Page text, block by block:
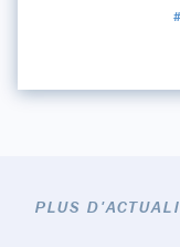
PLUS